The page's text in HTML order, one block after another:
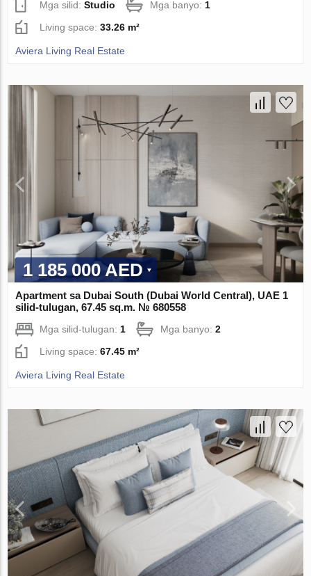
Mga silid:Studio Mga banyo: 1
Living space:33.26 m²
Aviera Living Real Estate
1 185 000 AED
Apartment sa Dubai South (Dubai World Central), UAE 1
silid-tulugan, 67.45 sq.m. № 680558
Mga silid-tulugan: 1 Mga banyo:2
Living space:67.45 m²
Aviera Living Real Estate